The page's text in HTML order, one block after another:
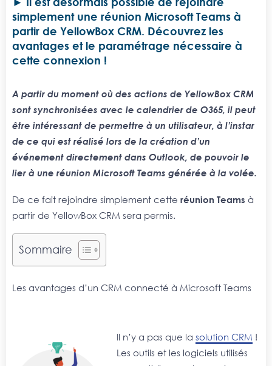
simplement une réunion Microsoft Teams à
partir de YellowBox CRM. Découvrez les
avantages et le paramétrage nécessaire à
cette connexion !
A partir du moment où des actions de YellowBox CRM
sont synchronisées avec le calendrier de O365, il peut
être intéressant de permettre à un utilisateur, à l’instar
de ce qui est réalisé lors de la création d’un
événement directement dans Outlook, de pouvoir le
lier à une réunion Microsoft Teams générée à la volée.
De ce fait rejoindre simplement cette réunion Teams à
partir de YellowBox CRM sera permis.
Sommaire
Les avantages d’un CRM connecté à Microsoft Teams
Il n’y a pas que la solution CRM !
Les outils et les logiciels utilisés